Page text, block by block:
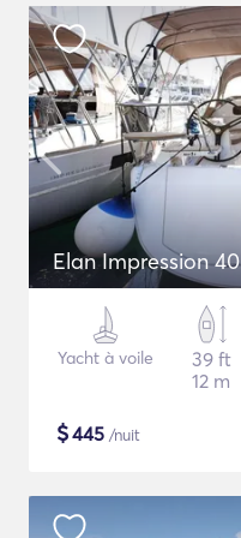
Elan Impression 40
Yacht à voile
39 ft
12 m
$445 /nuit